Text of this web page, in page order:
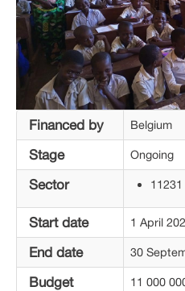
Financed by Belgium
Stage Ongoing
Sector
Start date 1 April
End date 30
Budget 11 000